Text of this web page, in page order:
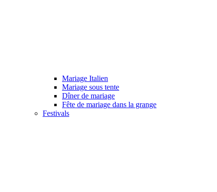
Mariage Italien
Mariage sous tente
Dîner de mariage
Fête de mariage dans la grange
Festivals